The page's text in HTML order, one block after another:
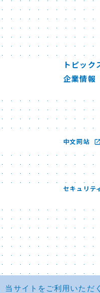
トピック
企業情報
中文网站
セキュリテ
サイトをご利用いた